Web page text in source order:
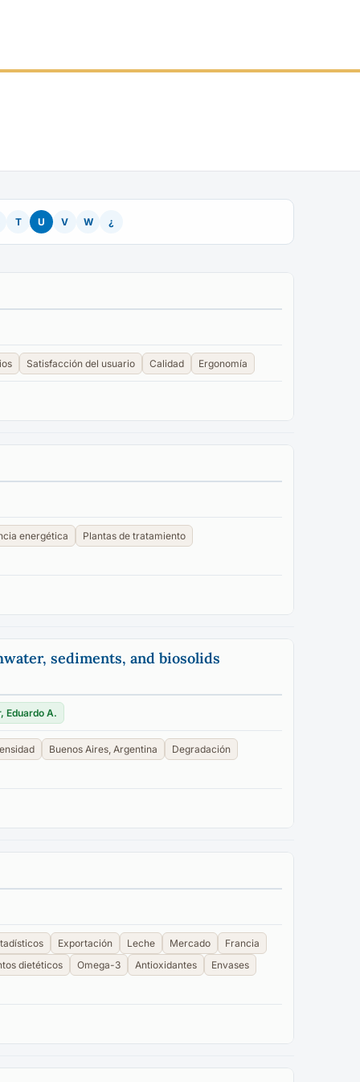
T U V W ¿
Satisfacción del usuario Calidad Ergonomía
energética
Plantas de tratamiento
sediments, and biosolids
Eduardo A.
Buenos Aires, Argentina
Degradación
Exportación Leche Mercado
Francia
dietéticos Omega-3 Antioxidantes
Envases